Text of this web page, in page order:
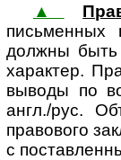
▲
письменных
должны быть
характер.
выводы по
англ./рус.
правового
с